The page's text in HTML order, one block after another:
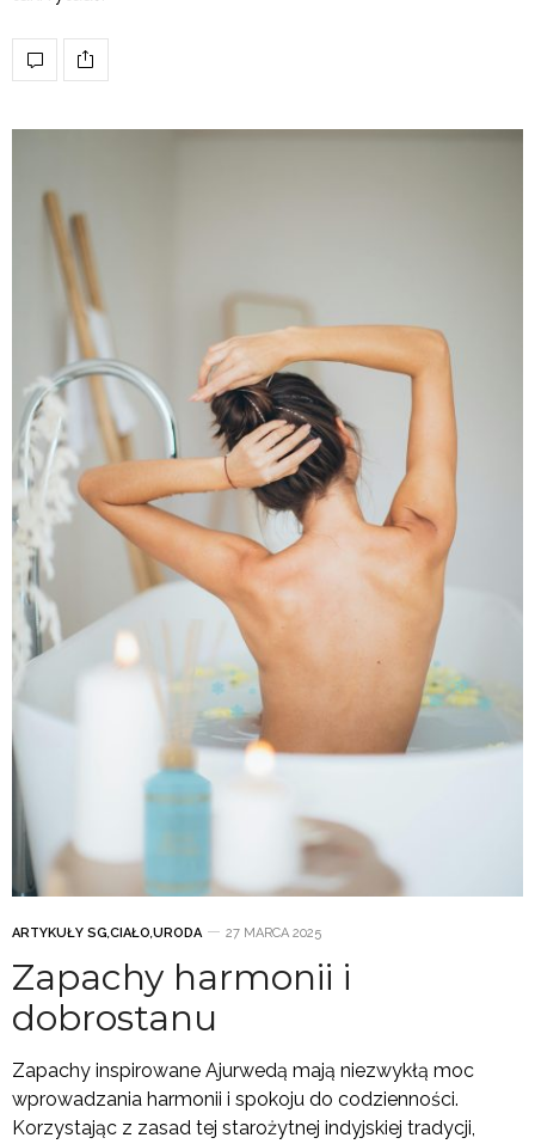
ARTYKUŁY SG,CIAŁO,URODA 27 MARCA 2025
Zapachy harmonii i
dobrostanu
Zapachy inspirowane Ajurwedą mają niezwykłą moc
wprowadzania harmonii i spokoju do codzienności.
Korzystając z zasad tej starożytnej indyjskiej tradycji,